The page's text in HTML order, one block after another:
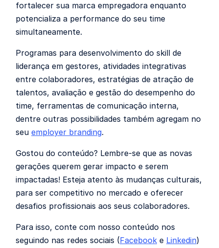
fortalecer sua marca empregadora enquanto
potencializa a performance do seu time
simultaneamente.
Programas para desenvolvimento do skill de
liderança em gestores, atividades integrativas
entre colaboradores, estratégias de atração de
talentos, avaliação e gestão do desempenho do
time, ferramentas de comunicação interna,
dentre outras possibilidades também agregam no
seu employer branding.
Gostou do conteúdo? Lembre-se que as novas
gerações querem gerar impacto e serem
impactadas! Esteja atento às mudanças culturais,
para ser competitivo no mercado e oferecer
desafios profissionais aos seus colaboradores.
Para isso, conte com nosso conteúdo nos
seguindo nas redes sociais (Facebook e Linkedin)